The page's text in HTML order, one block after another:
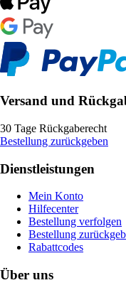
Versand und
30 Tage Rückgaberecht
Bestellung zurückgeben
Dienstleistungen
Mein Konto
Hilfecenter
Bestellung verfolgen
Bestellung
Rabattcodes
Über uns